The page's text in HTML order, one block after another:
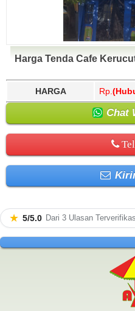
Harga Tenda Cafe
HARGA Rp.
Chat
★ 5/5.0 Dari 3 Ulasan